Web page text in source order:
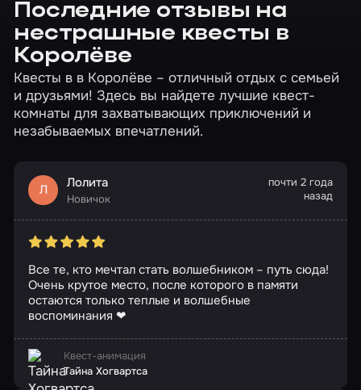
Последние отзывы на
нестрашные квесты в
Королёве
Квесты в в Королёве – отличный отдых с семьей
и друзьями! Здесь вы найдете лучшие квест-
комнаты для захватывающих приключений и
незабываемых впечатлений.
Л Лолита
Новичок
почти 2 года
назад
Все те, кто мечтал стать волшебником – путь сюда!
Очень крутое место, после которого в памяти
остаются только теплые и волшебные
воспоминания ❤
Квест-анимация
Тайна Хогвартса